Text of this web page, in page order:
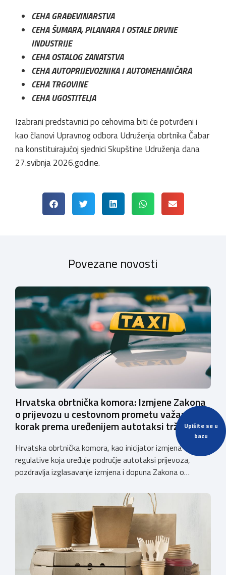
Upišite se u
bazu
CEHA GRAĐEVINARSTVA
CEHA ŠUMARA, PILANARA I OSTALE DRVNE
INDUSTRIJE
CEHA OSTALOG ZANATSTVA
CEHA AUTOPRIJEVOZNIKA I AUTOMEHANIČARA
CEHA TRGOVINE
CEHA UGOSTITELJA
Izabrani predstavnici po cehovima biti će potvrđeni i
kao članovi Upravnog odbora Udruženja obrtnika Čabar
na konstituirajućoj sjednici Skupštine Udruženja dana
27.svibnja 2026.godine.
Povezane novosti
Hrvatska obrtnička komora: Izmjene Zakona
o prijevozu u cestovnom prometu važan su
korak prema uređenijem autotaksi tržištu
Hrvatska obrtnička komora, kao inicijator izmjena
regulative koja uređuje područje autotaksi prijevoza,
pozdravlja izglasavanje izmjena i dopuna Zakona o
Komora upozorava na sve manjkavosti koje je donijela
potpuna liberalizacija taksi tržišta tako da ove izmjene
predstavljaju važan iskorak prema uređenijem tržištu,
sigurnijem prijevozu putnika i stvaranju pravednijih uvjeta